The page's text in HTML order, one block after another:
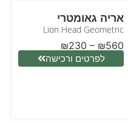
אריה גאומטרי
Lion Head Geometric
₪230 – ₪560
לפרטים ורכישה